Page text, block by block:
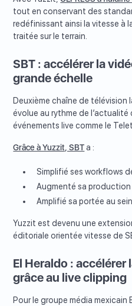
tout en conservant des
redéfinissant ainsi la vitesse à
traitée sur le terrain.
SBT : accélérer la
grande échelle
Deuxième chaîne de télévision
évolue au rythme de
événements live comme le
Grâce à Yuzzit, SBTa :
Simplifié ses workflows
Augmenté sa
Amplifié sa portée au
Yuzzit est devenu une
éditoriale orientée vitesse de
El Heraldo :
grâce au live clipping
Pour le groupe média mexicain